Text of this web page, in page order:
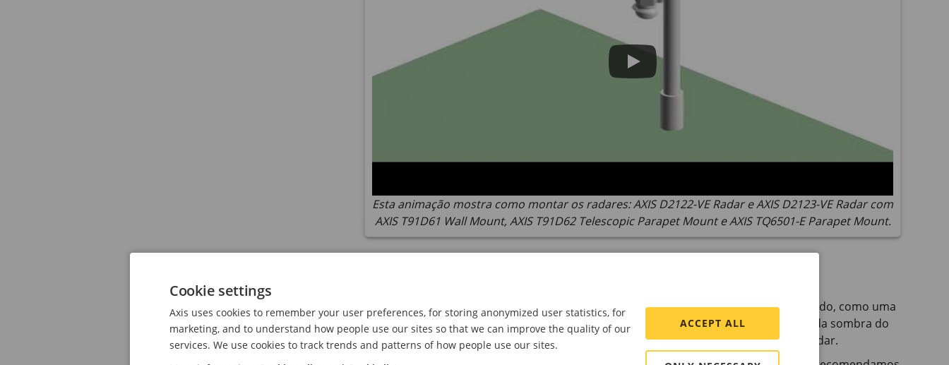
Esta animação mostra como montar os radares: AXIS D2122-VE Radar e AXIS D2123-VE Radar com
AXIS T91D61 Wall Mount, AXIS T91D62 Telescopic Parapet Mount e AXIS TQ6501-E Parapet Mount.
O radar destina-se ao monitoramento de áreas abertas (1). Qualquer objeto sólido, como uma
parede, cerca, árvore ou arbusto grande na cena, cria um ponto cego, a chamada sombra do
radar, atrás dele (2, 3). A altura de montagem afeta o tamanho da sombra do radar.
Cookie settings
Axis uses cookies to remember your user preferences, for storing anonymized user statistics, for
marketing, and to understand how people use our sites so that we can improve the quality of our
services. We use cookies to track trends and patterns of how people use our sites.
ACCEPT ALL